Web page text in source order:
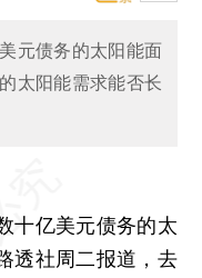
元债务的太阳能面
太阳能需求能否长
亿美元债务的太
透社周二报道，去